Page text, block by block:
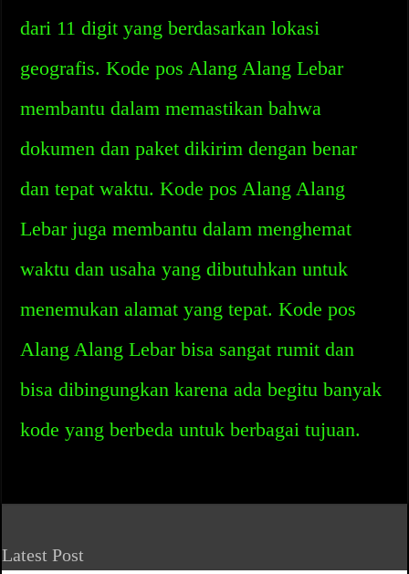
dari 11 digit yang berdasarkan lokasi
geografis. Kode pos Alang Alang Lebar
membantu dalam memastikan bahwa
dokumen dan paket dikirim dengan benar
dan tepat waktu. Kode pos Alang Alang
Lebar juga membantu dalam menghemat
waktu dan usaha yang dibutuhkan untuk
menemukan alamat yang tepat. Kode pos
Alang Alang Lebar bisa sangat rumit dan
bisa dibingungkan karena ada begitu banyak
kode yang berbeda untuk berbagai tujuan.
Latest Post